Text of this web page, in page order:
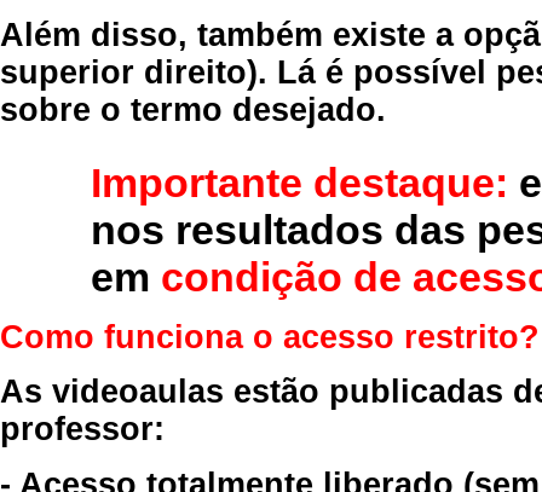
Além disso, também existe a
superior direito). Lá é possível
sobre o termo desejado.
Importante destaque:
nos resultados das
em condição de
Como funciona o acesso restrito?
As videoaulas estão publicadas
professor: